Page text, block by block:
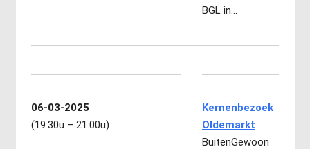
BGL in…
06-03-2025
(19:30u – 21:00u)
Kernenbezoek
Oldemarkt
BuitenGewoon